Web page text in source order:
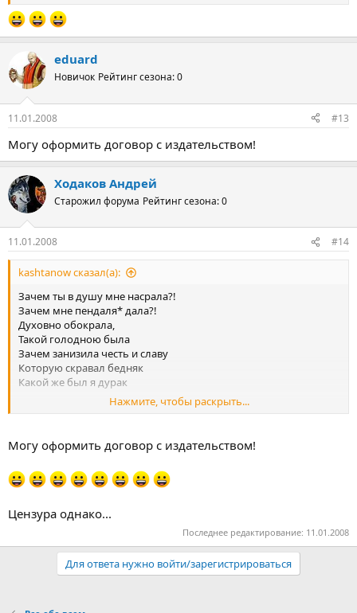
eduard
Новичок Рейтинг сезона: 0
11.01.2008 #13
Могу оформить договор с издательством!
Ходаков Андрей
Старожил форума Рейтинг сезона: 0
11.01.2008 #14
kashtanow сказал(а):
Зачем ты в душу мне насрала?!
Зачем мне пендаля* дала?!
Духовно обокрала,
Такой голодною была
Зачем занизила честь и славу
Которую скравал бедняк
Какой же был я дурак
Пендаль* – поджопник
(Кажется это неудачное, надо еще раз попробывать)
Нажмите, чтобы раскрыть...
Могу оформить договор с издательством!
Цензура однако...
Последнее редактирование: 11.01.2008
Для ответа нужно войти/зарегистрироваться